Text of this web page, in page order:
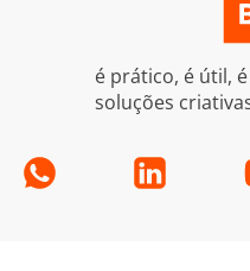
é prático, é útil,
soluções